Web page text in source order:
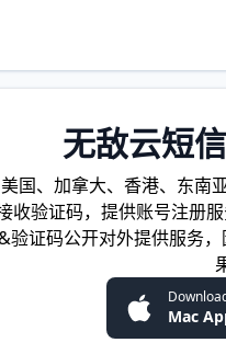
无敌云短
国、加拿大、香港、东南
收验证码，提供账号注册
验证码公开对外提供服务
Mac